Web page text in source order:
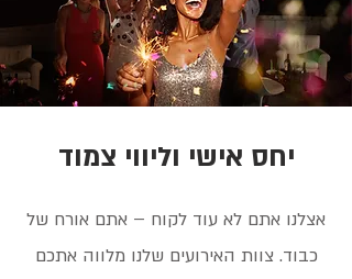
יחס אישי וליווי צמוד
אצלנו אתם לא עוד לקוח – אתם אורח של
כבוד. צוות האירועים שלנו מלווה אתכם